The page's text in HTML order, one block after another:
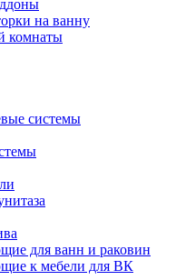
на ванну
комнаты
системы
для ванн и раковин
к мебели для ВК